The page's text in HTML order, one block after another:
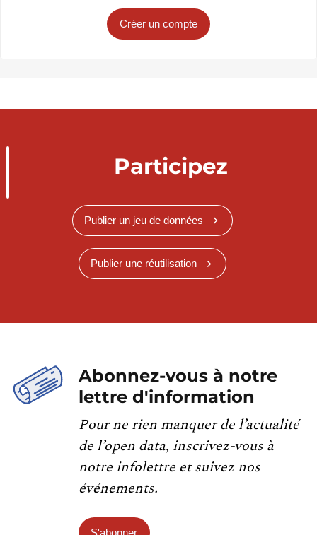
Créer un compte
Participez
Publier un jeu de données
Publier une réutilisation
Abonnez-vous à notre
lettre d'information
Pour ne rien manquer de l’actualité
de l’open data, inscrivez-vous à
notre infolettre et suivez nos
événements.
S'abonner